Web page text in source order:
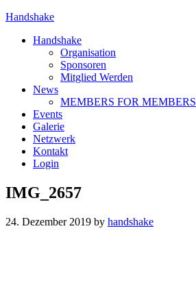
Handshake
Handshake
Organisation
Sponsoren
Mitglied Werden
News
MEMBERS FOR MEMBERS
Events
Galerie
Netzwerk
Kontakt
Login
IMG_2657
24. Dezember 2019 by handshake